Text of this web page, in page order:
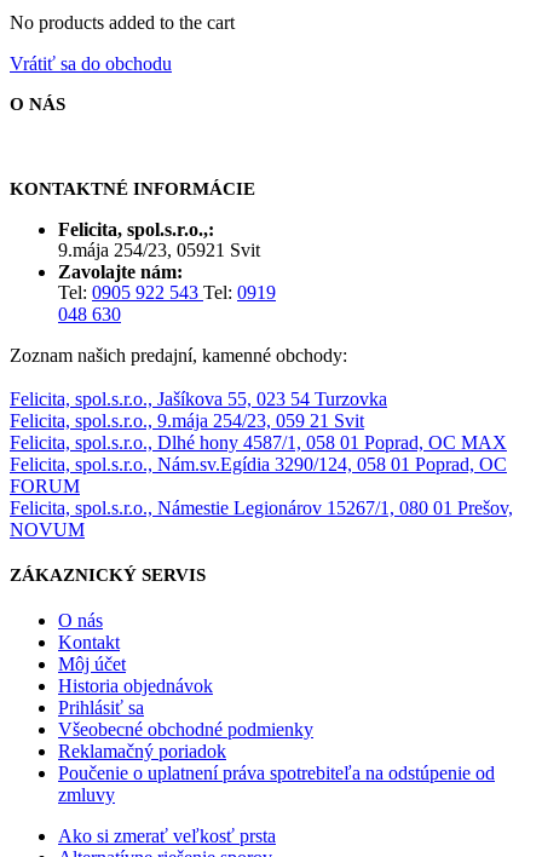
No products added to the cart
Vrátiť sa do obchodu
O NÁS
KONTAKTNÉ INFORMÁCIE
Felicita, spol.s.r.o.,:
9.mája 254/23, 05921 Svit
Zavolajte nám:
Tel: 0905 922 543 Tel: 0919
048 630
Zoznam našich predajní, kamenné obchody:
Felicita, spol.s.r.o., Jašíkova 55, 023 54 Turzovka
Felicita, spol.s.r.o., 9.mája 254/23, 059 21 Svit
Felicita, spol.s.r.o., Dlhé hony 4587/1, 058 01 Poprad, OC MAX
Felicita, spol.s.r.o., Nám.sv.Egídia 3290/124, 058 01 Poprad, OC
FORUM
Felicita, spol.s.r.o., Námestie Legionárov 15267/1, 080 01 Prešov,
NOVUM
ZÁKAZNICKÝ SERVIS
O nás
Kontakt
Môj účet
Historia objednávok
Prihlásiť sa
Všeobecné obchodné podmienky
Reklamačný poriadok
Poučenie o uplatnení práva spotrebiteľa na odstúpenie od
zmluvy
Ako si zmerať veľkosť prsta